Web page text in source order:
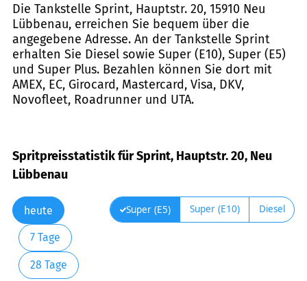
Die Tankstelle Sprint, Hauptstr. 20, 15910 Neu
Lübbenau, erreichen Sie bequem über die
angegebene Adresse. An der Tankstelle Sprint
erhalten Sie Diesel sowie Super (E10), Super (E5)
und Super Plus. Bezahlen können Sie dort mit
AMEX, EC, Girocard, Mastercard, Visa, DKV,
Novofleet, Roadrunner und UTA.
Spritpreisstatistik für Sprint, Hauptstr. 20, Neu
Lübbenau
heute
7 Tage
28 Tage
Super (E5) Super (E10) Diesel